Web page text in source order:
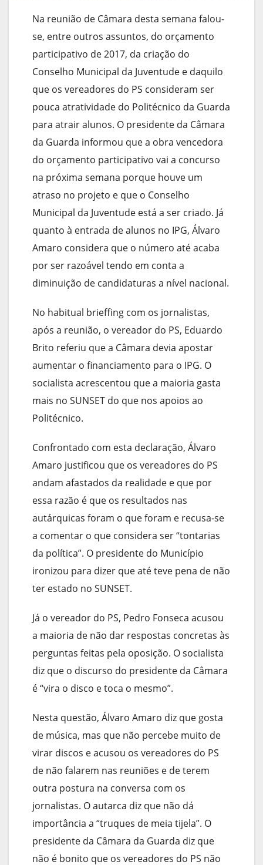
Na reunião de Câmara desta semana falou-
se, entre outros assuntos, do orçamento
participativo de 2017, da criação do
Conselho Municipal da Juventude e daquilo
que os vereadores do PS consideram ser
pouca atratividade do Politécnico da Guarda
para atrair alunos. O presidente da Câmara
da Guarda informou que a obra vencedora
do orçamento participativo vai a concurso
na próxima semana porque houve um
atraso no projeto e que o Conselho
Municipal da Juventude está a ser criado. Já
quanto à entrada de alunos no IPG, Álvaro
Amaro considera que o número até acaba
por ser razoável tendo em conta a
diminuição de candidaturas a nível nacional.
No habitual brieffing com os jornalistas,
após a reunião, o vereador do PS, Eduardo
Brito referiu que a Câmara devia apostar
aumentar o financiamento para o IPG. O
socialista acrescentou que a maioria gasta
mais no SUNSET do que nos apoios ao
Politécnico.
Confrontado com esta declaração, Álvaro
Amaro justificou que os vereadores do PS
andam afastados da realidade e que por
essa razão é que os resultados nas
autárquicas foram o que foram e recusa-se
a comentar o que considera ser “tontarias
da política”. O presidente do Município
ironizou para dizer que até teve pena de não
ter estado no SUNSET.
Já o vereador do PS, Pedro Fonseca acusou
a maioria de não dar respostas concretas às
perguntas feitas pela oposição. O socialista
diz que o discurso do presidente da Câmara
é “vira o disco e toca o mesmo”.
Nesta questão, Álvaro Amaro diz que gosta
de música, mas que não percebe muito de
virar discos e acusou os vereadores do PS
de não falarem nas reuniões e de terem
outra postura na conversa com os
jornalistas. O autarca diz que não dá
importância a “truques de meia tijela”. O
presidente da Câmara da Guarda diz que
não é bonito que os vereadores do PS não